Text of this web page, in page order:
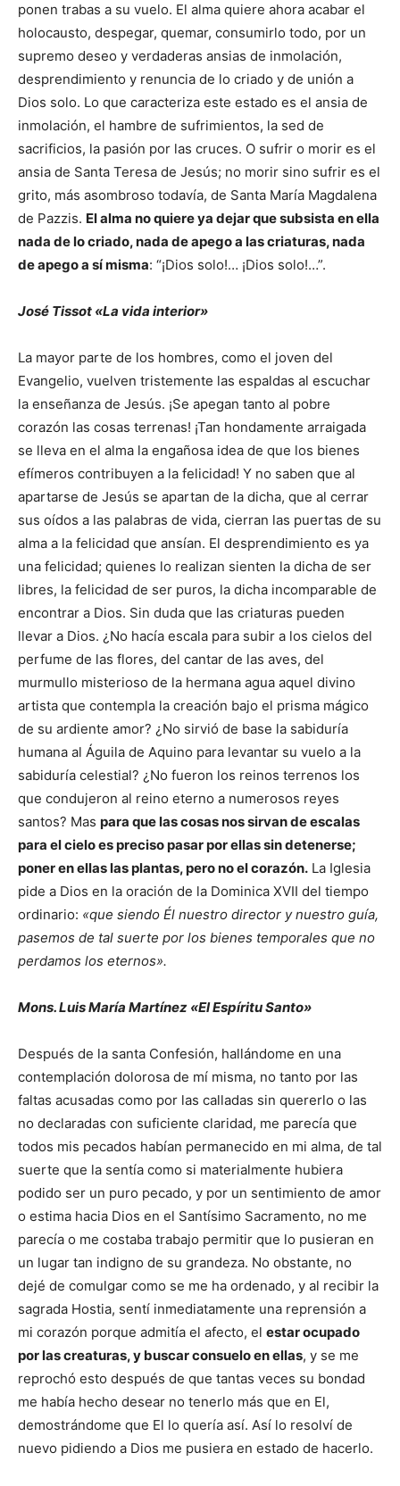
ponen trabas a su vuelo. El alma quiere ahora acabar el
holocausto, despegar, quemar, consumirlo todo, por un
supremo deseo y verdaderas ansias de inmolación,
desprendimiento y renuncia de lo criado y de unión a
Dios solo. Lo que caracteriza este estado es el ansia de
inmolación, el hambre de sufrimientos, la sed de
sacrificios, la pasión por las cruces. O sufrir o morir es el
ansia de Santa Teresa de Jesús; no morir sino sufrir es el
grito, más asombroso todavía, de Santa María Magdalena
de Pazzis. El alma no quiere ya dejar que subsista en ella
nada de lo criado, nada de apego a las criaturas, nada
de apego a sí misma: “¡Dios solo!… ¡Dios solo!…”.
José Tissot «La vida interior»
La mayor parte de los hombres, como el joven del
Evangelio, vuelven tristemente las espaldas al escuchar
la enseñanza de Jesús. ¡Se apegan tanto al pobre
corazón las cosas terrenas! ¡Tan hondamente arraigada
se lleva en el alma la engañosa idea de que los bienes
efímeros contribuyen a la felicidad! Y no saben que al
apartarse de Jesús se apartan de la dicha, que al cerrar
sus oídos a las palabras de vida, cierran las puertas de su
alma a la felicidad que ansían. El desprendimiento es ya
una felicidad; quienes lo realizan sienten la dicha de ser
libres, la felicidad de ser puros, la dicha incomparable de
encontrar a Dios. Sin duda que las criaturas pueden
llevar a Dios. ¿No hacía escala para subir a los cielos del
perfume de las flores, del cantar de las aves, del
murmullo misterioso de la hermana agua aquel divino
artista que contempla la creación bajo el prisma mágico
de su ardiente amor? ¿No sirvió de base la sabiduría
humana al Águila de Aquino para levantar su vuelo a la
sabiduría celestial? ¿No fueron los reinos terrenos los
que condujeron al reino eterno a numerosos reyes
santos? Mas para que las cosas nos sirvan de escalas
para el cielo es preciso pasar por ellas sin detenerse;
poner en ellas las plantas, pero no el corazón. La Iglesia
pide a Dios en la oración de la Dominica XVII del tiempo
ordinario: «que siendo Él nuestro director y nuestro guía,
pasemos de tal suerte por los bienes temporales que no
perdamos los eternos».
Mons. Luis María Martínez «El Espíritu Santo»
Después de la santa Confesión, hallándome en una
contemplación dolorosa de mí misma, no tanto por las
faltas acusadas como por las calladas sin quererlo o las
no declaradas con suficiente claridad, me parecía que
todos mis pecados habían permanecido en mi alma, de tal
suerte que la sentía como si materialmente hubiera
podido ser un puro pecado, y por un sentimiento de amor
o estima hacia Dios en el Santísimo Sacramento, no me
parecía o me costaba trabajo permitir que lo pusieran en
un lugar tan indigno de su grandeza. No obstante, no
dejé de comulgar como se me ha ordenado, y al recibir la
sagrada Hostia, sentí inmediatamente una reprensión a
mi corazón porque admitía el afecto, el estar ocupado
por las creaturas, y buscar consuelo en ellas, y se me
reprochó esto después de que tantas veces su bondad
me había hecho desear no tenerlo más que en El,
demostrándome que El lo quería así. Así lo resolví de
nuevo pidiendo a Dios me pusiera en estado de hacerlo.